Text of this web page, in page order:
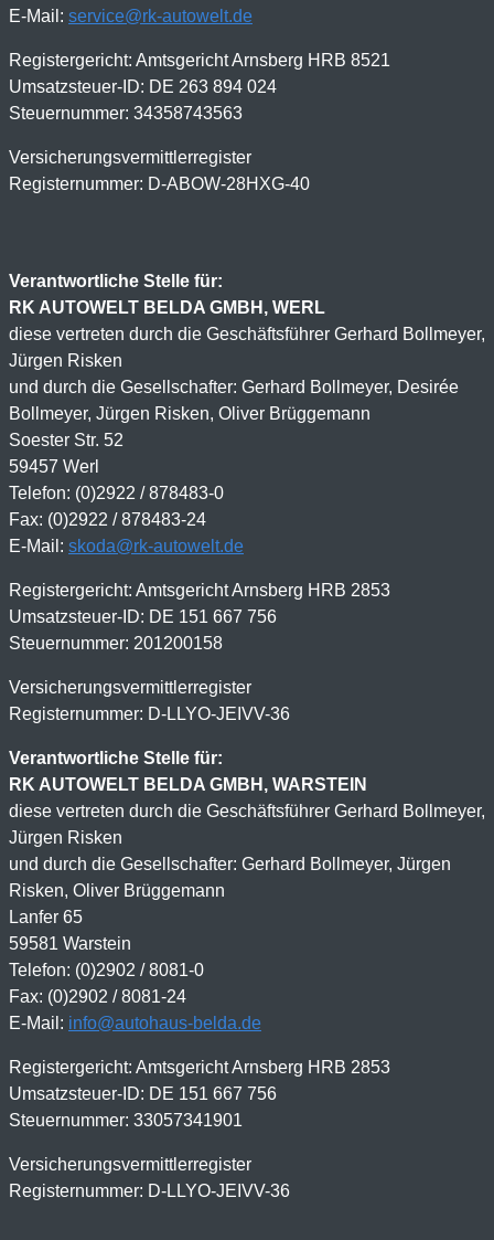
E-Mail: service@rk-autowelt.de
Registergericht: Amtsgericht Arnsberg HRB 8521
Umsatzsteuer-ID: DE 263 894 024
Steuernummer: 34358743563
Versicherungsvermittlerregister
Registernummer: D-ABOW-28HXG-40
Verantwortliche Stelle für:
RK AUTOWELT BELDA GMBH, WERL
diese vertreten durch die Geschäftsführer Gerhard Bollmeyer,
Jürgen Risken
und durch die Gesellschafter: Gerhard Bollmeyer, Desirée
Bollmeyer, Jürgen Risken, Oliver Brüggemann
Soester Str. 52
59457 Werl
Telefon: (0)2922 / 878483-0
Fax: (0)2922 / 878483-24
E-Mail: skoda@rk-autowelt.de
Registergericht: Amtsgericht Arnsberg HRB 2853
Umsatzsteuer-ID: DE 151 667 756
Steuernummer: 201200158
Versicherungsvermittlerregister
Registernummer: D-LLYO-JEIVV-36
Verantwortliche Stelle für:
RK AUTOWELT BELDA GMBH, WARSTEIN
diese vertreten durch die Geschäftsführer Gerhard Bollmeyer,
Jürgen Risken
und durch die Gesellschafter: Gerhard Bollmeyer, Jürgen
Risken, Oliver Brüggemann
Lanfer 65
59581 Warstein
Telefon: (0)2902 / 8081-0
Fax: (0)2902 / 8081-24
E-Mail: info@autohaus-belda.de
Registergericht: Amtsgericht Arnsberg HRB 2853
Umsatzsteuer-ID: DE 151 667 756
Steuernummer: 33057341901
Versicherungsvermittlerregister
Registernummer: D-LLYO-JEIVV-36